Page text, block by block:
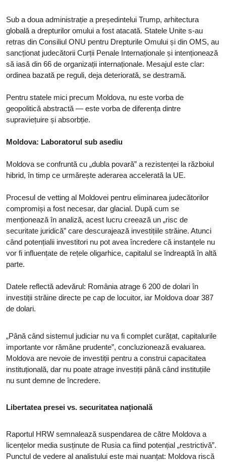
Sub a doua administrație a președintelui Trump, arhitectura
globală a drepturilor omului a fost atacată. Statele Unite s-au
retras din Consiliul ONU pentru Drepturile Omului și din OMS, au
sancționat judecătorii Curții Penale Internaționale și intenționează
să iasă din 66 de organizații internaționale. Mesajul este clar:
ordinea bazată pe reguli, deja deteriorată, se destramă.
Pentru statele mici precum Moldova, nu este vorba de
geopolitică abstractă — este vorba de diferența dintre
supraviețuire și absorbție.
Moldova: Laboratorul sub asediu
Moldova se confruntă cu „dubla povară” a rezistenței la războiul
hibrid, în timp ce urmărește aderarea accelerată la UE.
Procesul de vetting al Moldovei pentru eliminarea judecătorilor
compromiși a fost necesar, dar glacial. După cum se
menționează în analiză, acest lucru creează un „risc de
securitate juridică” care descurajează investițiile străine. Atunci
când potențialii investitori nu pot avea încredere că instanțele nu
vor fi influențate de rețele oligarhice, capitalul se îndreaptă în altă
parte.
Datele reflectă adevărul: România atrage 6 200 de dolari în
investiții străine directe pe cap de locuitor, iar Moldova doar 387
de dolari.
„Până când sistemul judiciar nu va fi complet curățat, capitalurile
importante vor rămâne prudente”, concluzionează evaluarea.
Moldova are nevoie de investiții pentru a construi capacitatea
instituțională, dar nu poate atrage investiții până când instituțiile
nu sunt demne de încredere.
Libertatea presei vs. securitatea națională
Raportul HRW semnalează suspendarea de către Moldova a
licențelor media susținute de Rusia ca fiind potențial „restrictivă”.
Punctul de vedere al analistului este mai nuanțat: Moldova riscă